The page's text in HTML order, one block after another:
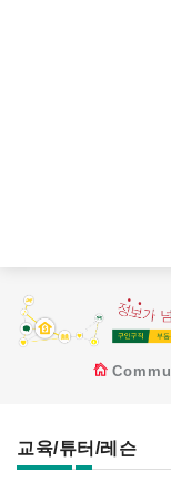
교육/튜터/레슨